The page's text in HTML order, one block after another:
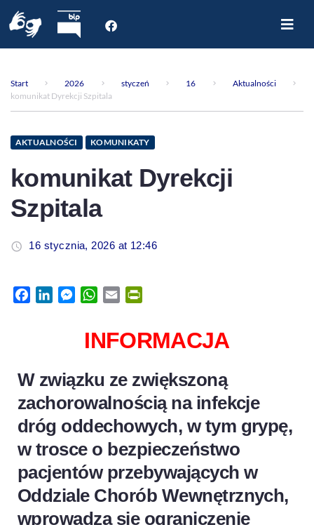
Dla Pacjenta
Poradnie
Aktualności
Kontakt
Start 2026 styczeń 16
Aktualności
komunikat Dyrekcji Szpitala
AKTUALNOŚCI KOMUNIKATY
komunikat Dyrekcji
Szpitala
16 stycznia, 2026 at 12:46
FacebookLinkedInMessenger
WhatsApp
Email
INFORMACJA​
W związku ze zwiększoną
zachorowalnością na infekcje
dróg oddechowych, w tym grypę,
w trosce o bezpieczeństwo
pacjentów przebywających w
Oddziale Chorób Wewnętrznych,
wprowadza się ograniczenie